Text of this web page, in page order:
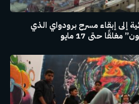
إلى إبقاء مسرح برودواي الذي
حتى 17 مايو